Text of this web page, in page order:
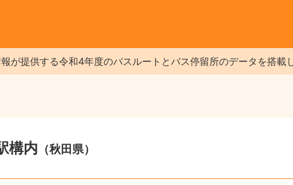
が提供する令和4年度のバスルートとバス停留所のデータを搭載
構内 （秋田県）